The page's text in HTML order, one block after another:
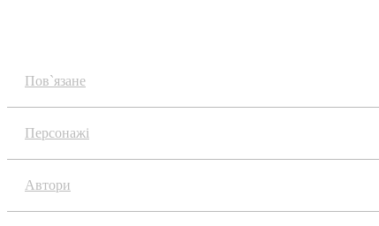
Пов`язане
Персонажі
Автори